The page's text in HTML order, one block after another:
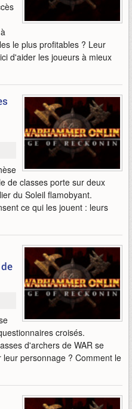
le plus profitables ? Leur
d'aider les joueurs à mieux
de classes porte sur deux
du Soleil flamobyant.
ce qui les jouent : leurs
croisés.
d'archers de WAR se
personnage ? Comment le